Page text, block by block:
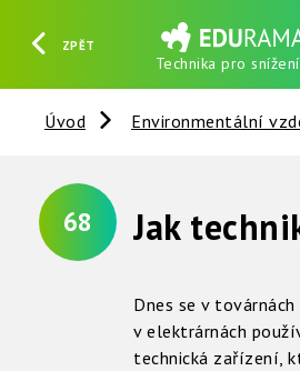
ZPĚT
Technika pro
HLEDAT REGISTROVAT
Úvod Environmentální
68
Dnes se v továrnách
v elektrárnách
technická zařízení,